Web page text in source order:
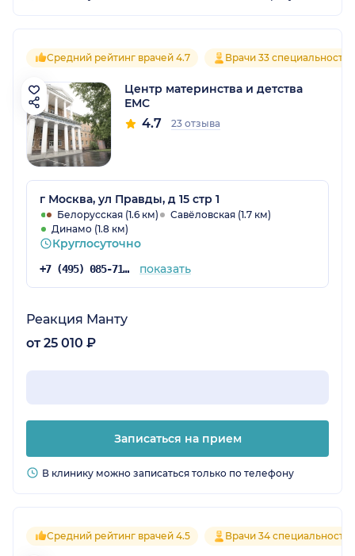
Средний рейтинг врачей 4.7 Врачи 33 специальностей
Центр материнства и детства
ЕМС
4.7 23 отзыва
г Москва, ул Правды, д 15 стр 1
Белорусская (1.6 км)
Савёловская (1.7 км)
Динамо (1.8 км)
Круглосуточно
+7 (495) 085-71-24 показать
Реакция Манту
от 25 010 ₽
Записаться на прием
В клинику можно записаться только по телефону
Средний рейтинг врачей 4.5 Врачи 34